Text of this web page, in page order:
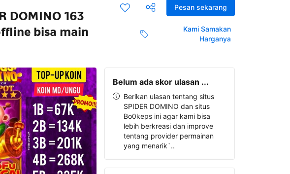
Pesan sekarang
Kami Samakan
Harganya
DOMINO 163
bisa main
Belum ada skor ulasan ...
Berikan ulasan tentang situs
SPIDER DOMINO dan situs
Bo0keps ini agar kami bisa
lebih berkreasi dan improve
tentang provider permainan
yang menarik`..